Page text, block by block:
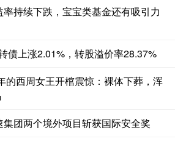
持续下跌，宝宝类基金还有吸引力
债上涨2.01%，转股溢价率28.37%
的西周女王开棺震惊：裸体下葬，浑
团两个境外项目斩获国际安全奖